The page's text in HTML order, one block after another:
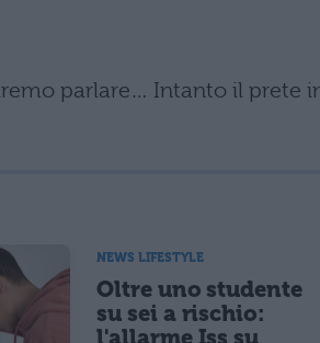
parlare… Intanto il prete
NEWS LIFESTYLE
Oltre uno studente
su sei a rischio:
l'allarme Iss su